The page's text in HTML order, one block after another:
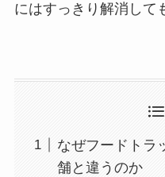
にはすっきり解消して
なぜフードトラ
舗と違うのか